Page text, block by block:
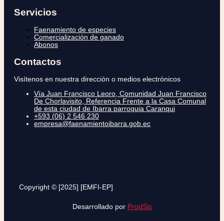
Servicios
Faenamiento de especies
Comercialización de ganado
Abonos
Contactos
Visítenos en nuestra dirección o medios electrónicos
Vía Juan Francisco Leoro, Comunidad Juan Francisco
De Chorlavisito, Referencia Frente a la Casa Comunal
de esta ciudad de Ibarra parroquia Caranqui
+593 (06) 2 546 230
empresa@faenamientoibarra.gob.ec
Copyright © [2025] [EMFI-EP]
Desarrollado por ProdSis